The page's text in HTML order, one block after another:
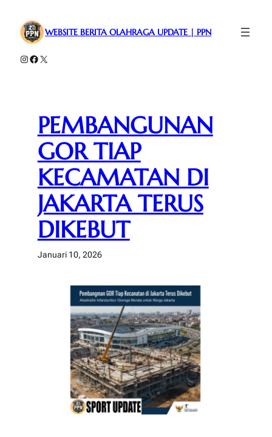
konten
WEBSITE BERITA OLAHRAGA UPDATE | PPN
Instagram
Facebook
X
PEMBANGUNAN
GOR TIAP
KECAMATAN DI
JAKARTA TERUS
DIKEBUT
Januari 10, 2026